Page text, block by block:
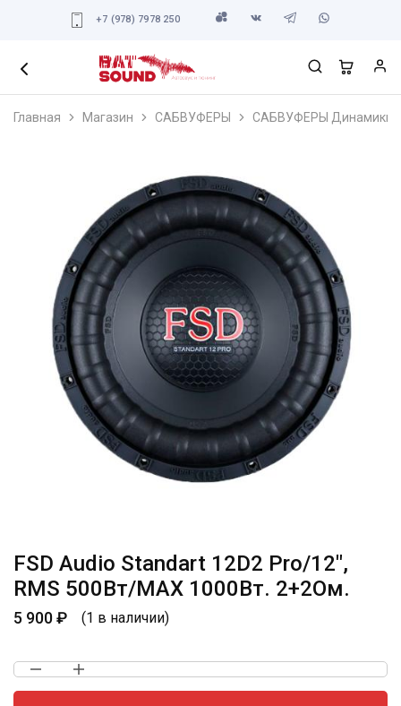
+7 (978) 7978 250
Главная Магазин САБВУФЕРЫ САБВУФЕРЫ Динамики
FSD Audio Standart 12D2 Pro/12″,
RMS 500Вт/МАХ 1000Вт. 2+2Ом.
5 900₽ (1 в наличии)